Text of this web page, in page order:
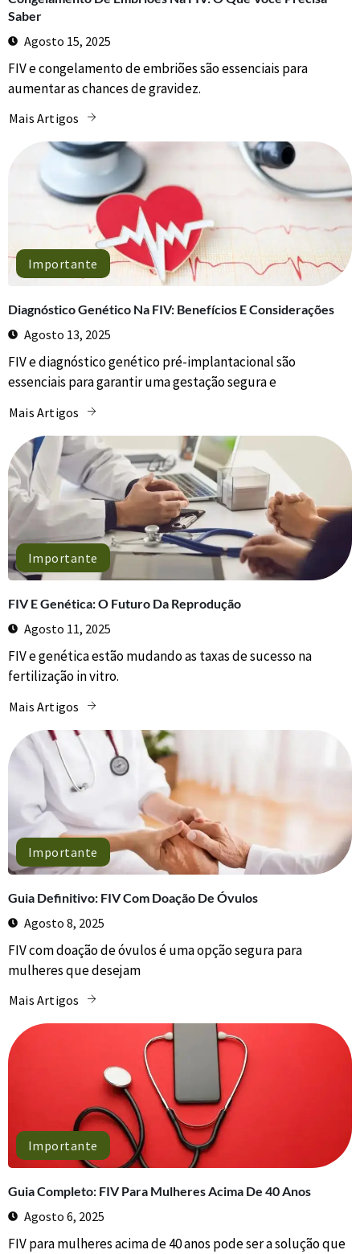
Saber
Agosto 15, 2025
FIV e congelamento de embriões são essenciais para
aumentar as chances de gravidez.
Mais Artigos
Importante
Diagnóstico Genético Na FIV: Benefícios E Considerações
Agosto 13, 2025
FIV e diagnóstico genético pré-implantacional são
essenciais para garantir uma gestação segura e
Mais Artigos
Importante
FIV E Genética: O Futuro Da Reprodução
Agosto 11, 2025
FIV e genética estão mudando as taxas de sucesso na
fertilização in vitro.
Mais Artigos
Importante
Guia Definitivo: FIV Com Doação De Óvulos
Agosto 8, 2025
FIV com doação de óvulos é uma opção segura para
mulheres que desejam
Mais Artigos
Importante
Guia Completo: FIV Para Mulheres Acima De 40 Anos
Agosto 6, 2025
FIV para mulheres acima de 40 anos pode ser a solução que